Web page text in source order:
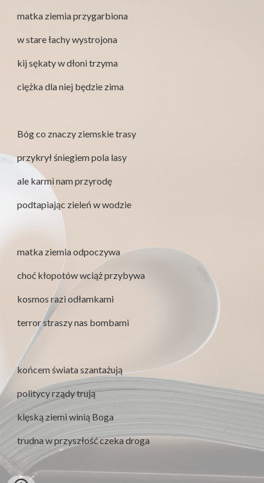
matka ziemia przygarbiona
w stare łachy wystrojona
kij sękaty w dłoni trzyma
ciężka dla niej będzie zima
Bóg co znaczy ziemskie trasy
przykrył śniegiem pola lasy
ale karmi nam przyrodę
podtapiając zieleń w wodzie
matka ziemia odpoczywa
choć kłopotów wciąż przybywa
kosmos razi odłamkami
terror straszy nas bombami
końcem świata szantażują
politycy rządy trują
klęską ziemi winią Boga
trudna w przyszłość czeka droga